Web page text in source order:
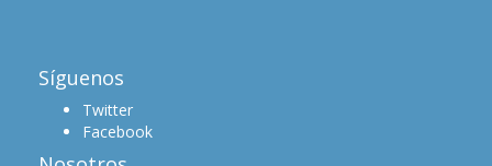
Síguenos
Twitter
Facebook